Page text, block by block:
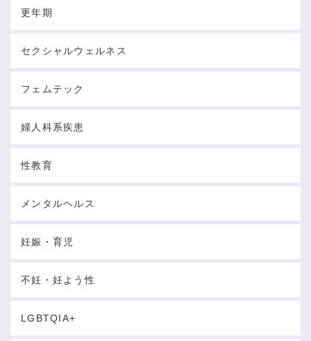
更年期
セクシャルウェルネス
フェムテック
婦人科系疾患
性教育
メンタルヘルス
妊娠・育児
不妊・妊よう性
LGBTQIA+